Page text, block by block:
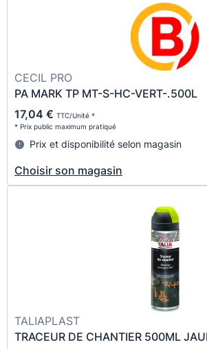
CECIL PRO
PA MARK TP MT-S-HC-VERT-.500L
17,04 € TTC/Unité *
* Prix public maximum pratiqué
Prix et disponibilité selon magasin
Choisir son magasin
TALIAPLAST
TRACEUR DE CHANTIER 500ML